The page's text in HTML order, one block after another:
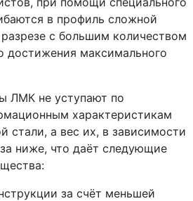
в профиль сложной
с большим количеством
достижения максимального
ЛМК не уступают по
характеристикам
стали, а вес их, в зависимости
ниже, что даёт следующие
за счёт меньшей